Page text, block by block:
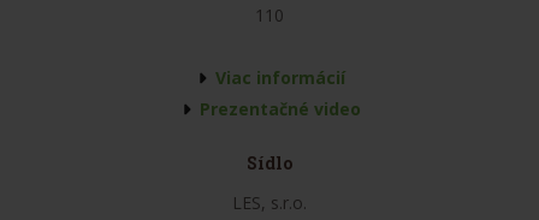
110
Viac informácií
Prezentačné video
Sídlo
LES, s.r.o.